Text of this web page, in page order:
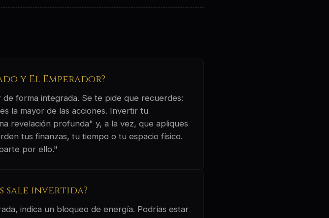
y El Emperador?
forma integrada. Se te pide que recuerdes:
la mayor de las acciones. Invertir tu
revelación profunda" y, a la vez, que apliques
tus finanzas, tu tiempo o tu espacio físico.
por ello."
sale invertida?
indica un bloqueo de energía. Podrías estar